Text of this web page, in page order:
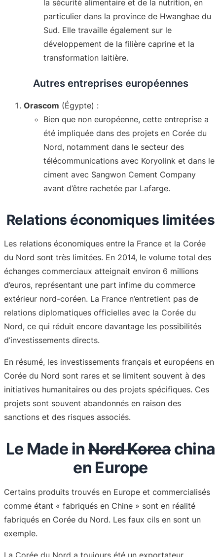
la sécurité alimentaire et de la nutrition, en
particulier dans la province de Hwanghae du
Sud. Elle travaille également sur le
développement de la filière caprine et la
transformation laitière.
Autres entreprises européennes
Orascom (Égypte) :
Bien que non européenne, cette entreprise a
été impliquée dans des projets en Corée du
Nord, notamment dans le secteur des
télécommunications avec Koryolink et dans le
ciment avec Sangwon Cement Company
avant d’être rachetée par Lafarge.
Relations économiques limitées
Les relations économiques entre la France et la Corée
du Nord sont très limitées. En 2014, le volume total des
échanges commerciaux atteignait environ 6 millions
d’euros, représentant une part infime du commerce
extérieur nord-coréen. La France n’entretient pas de
relations diplomatiques officielles avec la Corée du
Nord, ce qui réduit encore davantage les possibilités
d’investissements directs.
En résumé, les investissements français et européens en
Corée du Nord sont rares et se limitent souvent à des
initiatives humanitaires ou des projets spécifiques. Ces
projets sont souvent abandonnés en raison des
sanctions et des risques associés.
Le Made inNord Koreachina
en Europe
Certains produits trouvés en Europe et commercialisés
comme étant « fabriqués en Chine » sont en réalité
fabriqués en Corée du Nord. Les faux cils en sont un
exemple.
La Corée du Nord a toujours été un exportateur